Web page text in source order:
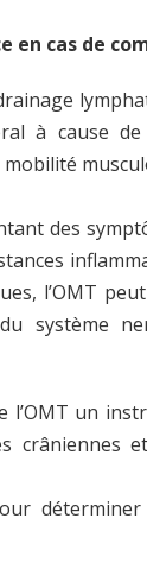
en cas de
à cause
des
l’OMT
système
un
déterminer